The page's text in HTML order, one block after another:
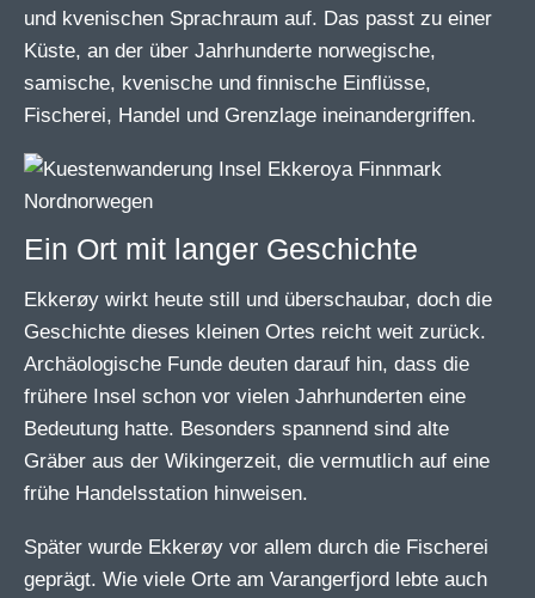
und kvenischen Sprachraum auf. Das passt zu einer
Küste, an der über Jahrhunderte norwegische,
samische, kvenische und finnische Einflüsse,
Fischerei, Handel und Grenzlage ineinandergriffen.
Ein Ort mit langer Geschichte
Ekkerøy wirkt heute still und überschaubar, doch die
Geschichte dieses kleinen Ortes reicht weit zurück.
Archäologische Funde deuten darauf hin, dass die
frühere Insel schon vor vielen Jahrhunderten eine
Bedeutung hatte. Besonders spannend sind alte
Gräber aus der Wikingerzeit, die vermutlich auf eine
frühe Handelsstation hinweisen.
Später wurde Ekkerøy vor allem durch die Fischerei
geprägt. Wie viele Orte am Varangerfjord lebte auch